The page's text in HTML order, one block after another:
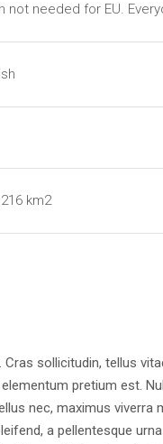
not needed for EU.
km2
sollicitudin, tellus
pretium est.
nec, maximus viverra
a pellentesque